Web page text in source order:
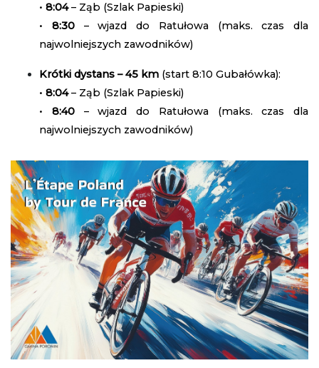
• 8:04– Ząb (Szlak Papieski)
• 8:30– wjazd do Ratułowa (maks. czas dla
najwolniejszych zawodników)
Krótki dystans – 45 km (start 8:10 Gubałówka):
• 8:04– Ząb (Szlak Papieski)
• 8:40– wjazd do Ratułowa (maks. czas dla
najwolniejszych zawodników)